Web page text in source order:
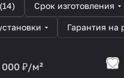
(14) Срок изготовления
Гарантия на
000 ₽/м²